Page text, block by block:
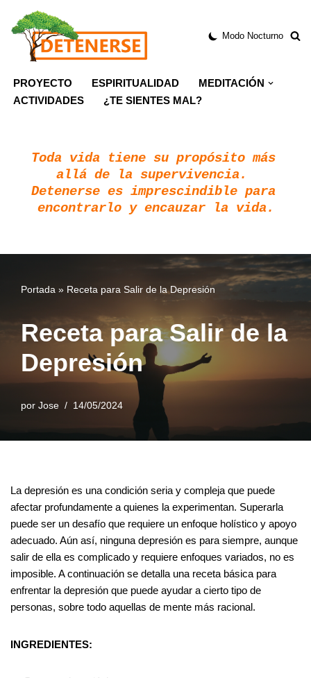
Saltar
Modo Nocturno
PROYECTO ESPIRITUALIDAD
MEDITACIÓN
ACTIVIDADES
¿TE SIENTES MAL?
Toda vida tiene su propósito más
allá de la supervivencia.
Detenerse es imprescindible para
encontrarlo y encauzar la vida.
Portada » Receta para Salir de la Depresión
Receta para Salir de la
Depresión
por Jose 14/05/2024
La depresión es una condición seria y compleja que puede
afectar profundamente a quienes la experimentan. Superarla
puede ser un desafío que requiere un enfoque holístico y apoyo
adecuado. Aún así, ninguna depresión es para siempre, aunque
salir de ella es complicado y requiere enfoques variados, no es
imposible. A continuación se detalla una receta básica para
enfrentar la depresión que puede ayudar a cierto tipo de
personas, sobre todo aquellas de mente más racional.
INGREDIENTES: